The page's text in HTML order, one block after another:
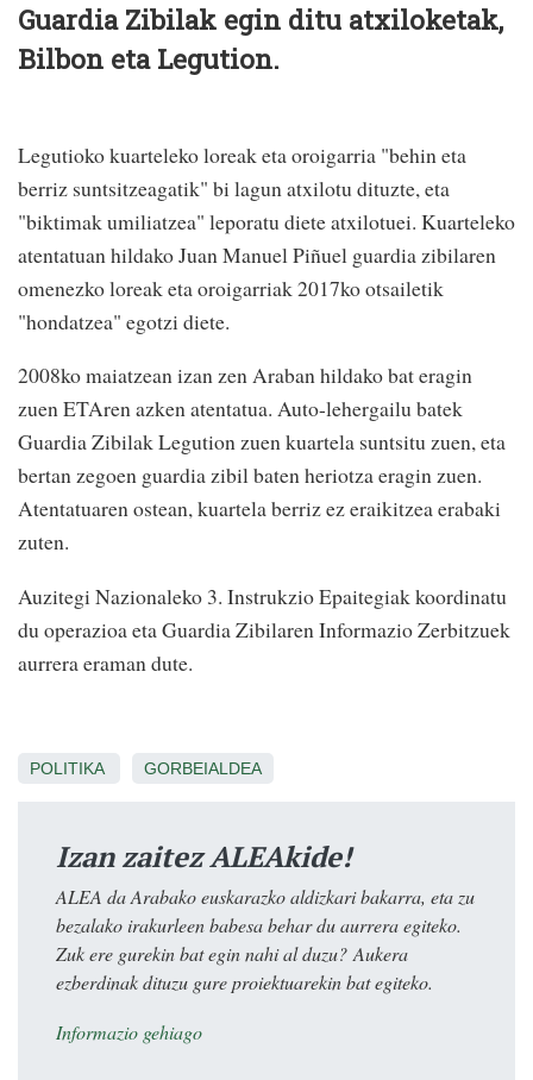
Guardia Zibilak egin ditu atxiloketak,
Bilbon eta Legution.
Legutioko kuarteleko loreak eta oroigarria "behin eta
berriz suntsitzeagatik" bi lagun atxilotu dituzte, eta
"biktimak umiliatzea" leporatu diete atxilotuei. Kuarteleko
atentatuan hildako Juan Manuel Piñuel guardia zibilaren
omenezko loreak eta oroigarriak 2017ko otsailetik
"hondatzea" egotzi diete.
2008ko maiatzean izan zen Araban hildako bat eragin
zuen ETAren azken atentatua. Auto-lehergailu batek
Guardia Zibilak Legution zuen kuartela suntsitu zuen, eta
bertan zegoen guardia zibil baten heriotza eragin zuen.
Atentatuaren ostean, kuartela berriz ez eraikitzea erabaki
zuten.
Auzitegi Nazionaleko 3. Instrukzio Epaitegiak koordinatu
du operazioa eta Guardia Zibilaren Informazio Zerbitzuek
aurrera eraman dute.
POLITIKA GORBEIALDEA
Izan zaitez ALEAkide!
ALEA da Arabako euskarazko aldizkari bakarra, eta zu
bezalako irakurleen babesa behar du aurrera egiteko.
Zuk ere gurekin bat egin nahi al duzu? Aukera
ezberdinak dituzu gure proiektuarekin bat egiteko.
Informazio gehiago